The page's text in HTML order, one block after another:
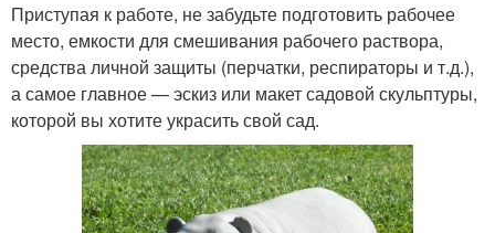
Приступая к работе, не забудьте подготовить рабочее
место, емкости для смешивания рабочего раствора,
средства личной защиты (перчатки, респираторы и т.д.),
а самое главное — эскиз или макет садовой скульптуры,
которой вы хотите украсить свой сад.